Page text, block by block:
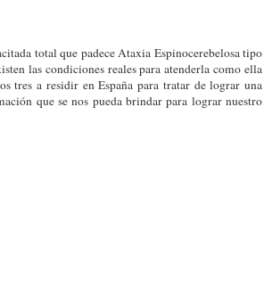
total que padece Ataxia Espinocerebelosa tipo
las condiciones reales para atenderla como ella
tres a residir en España para tratar de lograr una
que se nos pueda brindar para lograr nuestro